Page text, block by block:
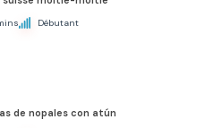
Débutant
de nopales con atún